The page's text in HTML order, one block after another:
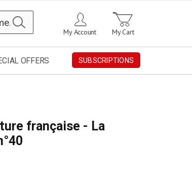
My Cart
My Account
OFFERS SUBSCRIPTIONS
française - La